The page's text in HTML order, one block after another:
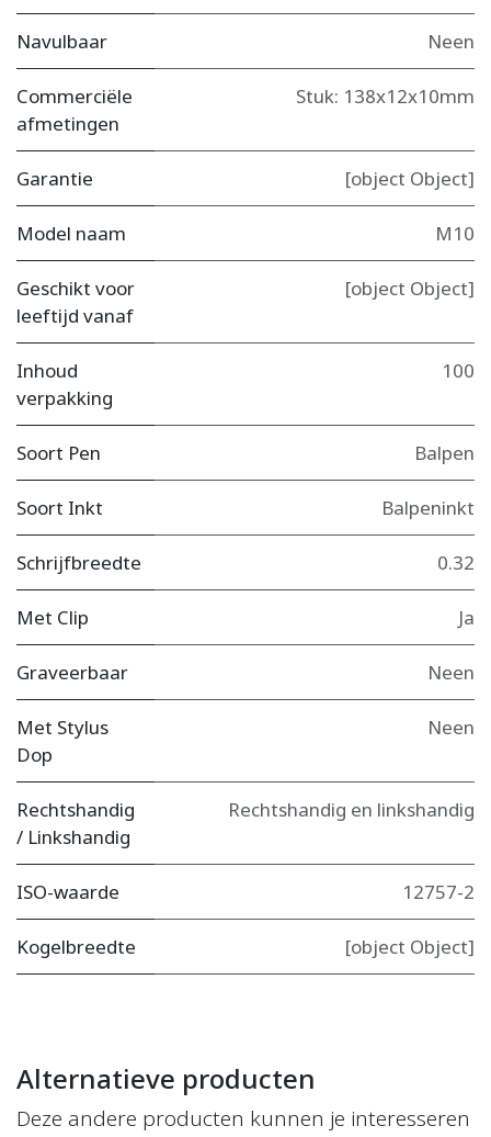
Navulbaar Neen
Commerciële
afmetingen
Stuk: 138x12x10mm
Garantie [object Object]
Model naam M10
Geschikt voor
leeftijd vanaf
[object Object]
Inhoud
verpakking
100
Soort Pen Balpen
Soort Inkt Balpeninkt
Schrijfbreedte 0.32
Met Clip Ja
Graveerbaar Neen
Met Stylus
Dop
Neen
Rechtshandig
/ Linkshandig
Rechtshandig en linkshandig
ISO-waarde 12757-2
Kogelbreedte [object Object]
Alternatieve producten
Deze andere producten kunnen je interesseren